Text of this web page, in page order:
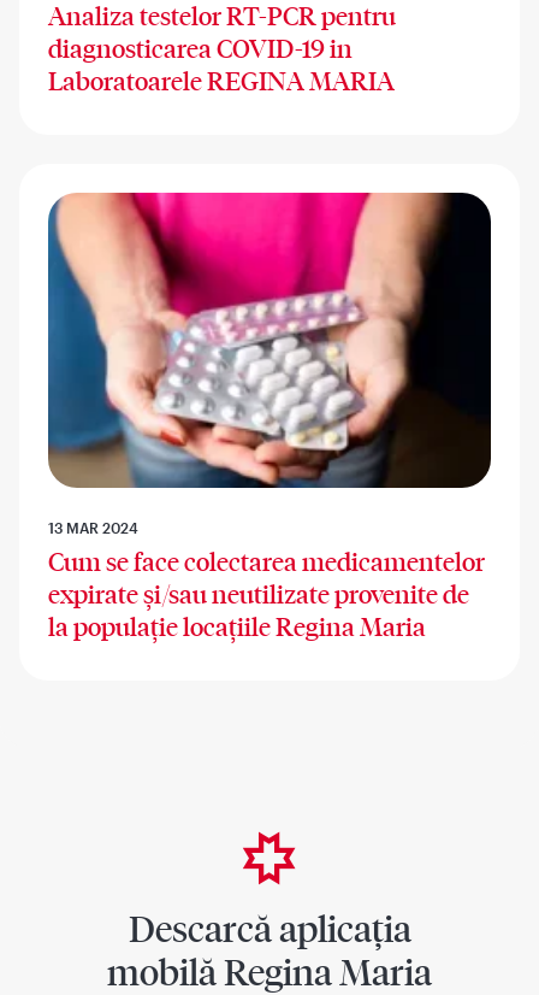
Analiza testelor RT-PCR pentru
diagnosticarea COVID-19 in
Laboratoarele REGINA MARIA
13 MAR 2024
Cum se face colectarea medicamentelor
expirate și/sau neutilizate provenite de
la populație locațiile Regina Maria
Descarcă aplicația
mobilă Regina Maria